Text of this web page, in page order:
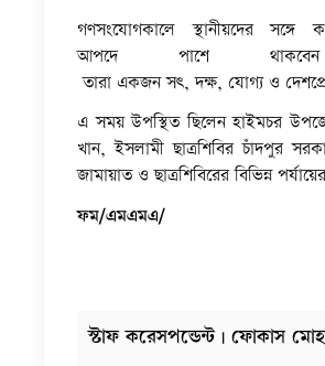
গণসংযোগকালে স্থানীয়দের
আপদে পাশে
তারা একজন সৎ, দক্ষ, যোগ্য ও
এ সময় উপস্থিত ছিলেন হাইমচর
খান, ইসলামী ছাত্রশিবির চাঁদপুর
জামায়াত ও ছাত্রশিবিরের বিভিন্ন
ফম/এমএমএ/
স্টাফ করেসপন্ডেন্ট | ফোকাস